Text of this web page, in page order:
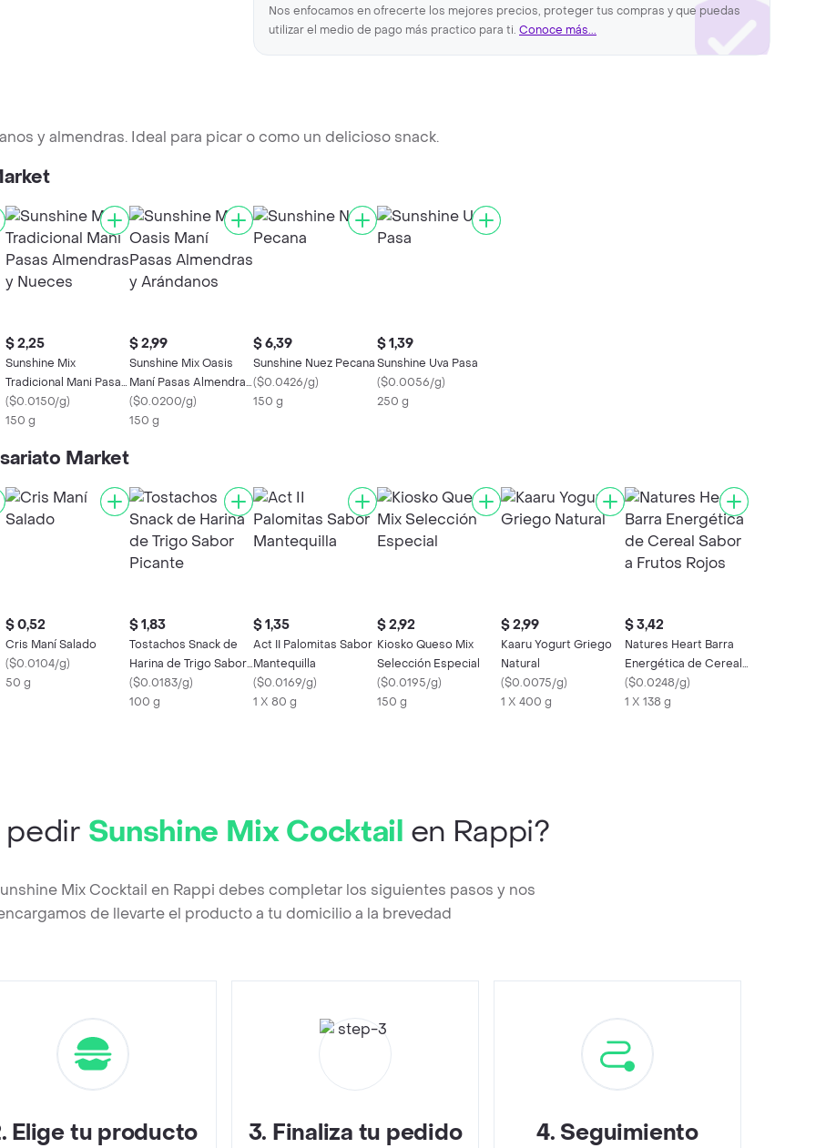
Nos enfocamos en ofrecerte los mejores precios, proteger tus compras y que puedas
utilizar el medio de pago más practico para ti. Conoce más...
y almendras. Ideal para picar o como un delicioso snack.
$ 2,25
Sunshine Mix
Tradicional Mani Pasas
Almendras y Nueces
($0.0150/g)
150 g
$ 2,99
Sunshine Mix Oasis
Maní Pasas Almendras
y Arándanos
($0.0200/g)
150 g
$ 6,39
Sunshine Nuez Pecana
($0.0426/g)
150 g
$ 1,39
Sunshine Uva Pasa
($0.0056/g)
250 g
Market
$ 0,52
Cris Maní Salado
($0.0104/g)
50 g
$ 1,83
Tostachos Snack de
Harina de Trigo Sabor
Picante
($0.0183/g)
100 g
$ 1,35
Act II Palomitas Sabor
Mantequilla
($0.0169/g)
1 X 80 g
$ 2,92
Kiosko Queso Mix
Selección Especial
($0.0195/g)
150 g
$ 2,99
Kaaru Yogurt Griego
Natural
($0.0075/g)
1 X 400 g
$ 3,42
Natures Heart Barra
Energética de Cereal
Sabor a Frutos Rojos
($0.0248/g)
1 X 138 g
pedir Sunshine Mix Cocktail en Rappi?
Mix Cocktail en Rappi debes completar los siguientes pasos y nos
de llevarte el producto a tu domicilio a la brevedad
. Elige tu producto 3. Finaliza tu pedido 4. Seguimiento